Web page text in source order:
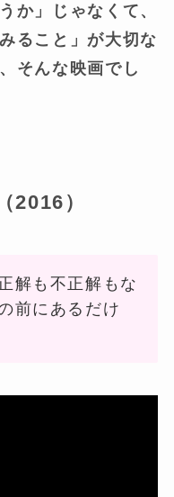
か」じゃなくて、
ること」が大切な
そんな映画でし
2016）
解も不正解もな
前にあるだけ